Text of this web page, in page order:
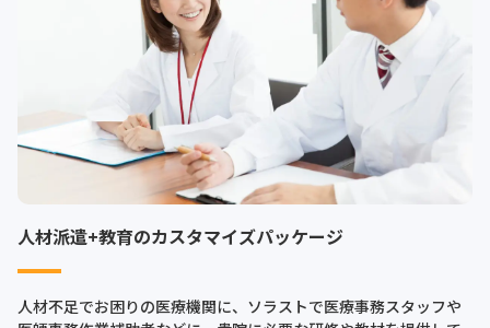
人材派遣+教育のカスタマイズパッケージ
人材不足でお困りの医療機関に、ソラストで医療事務スタッフや